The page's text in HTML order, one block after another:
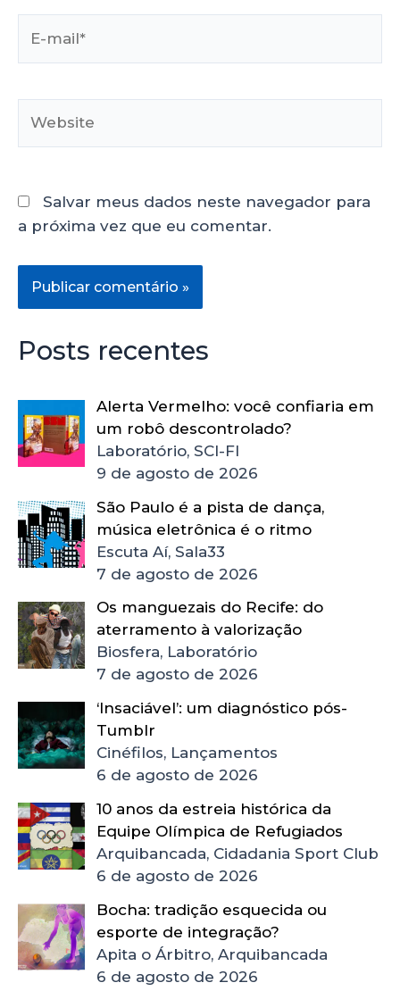
Salvar meus dados neste navegador para
a próxima vez que eu comentar.
Posts recentes
Alerta Vermelho: você confiaria em
um robô descontrolado?
Laboratório, SCI-FI
9 de agosto de 2026
São Paulo é a pista de dança,
música eletrônica é o ritmo
Escuta Aí, Sala33
7 de agosto de 2026
Os manguezais do Recife: do
aterramento à valorização
Biosfera, Laboratório
7 de agosto de 2026
‘Insaciável’: um diagnóstico pós-
Tumblr
Cinéfilos, Lançamentos
6 de agosto de 2026
10 anos da estreia histórica da
Equipe Olímpica de Refugiados
Arquibancada, Cidadania Sport Club
6 de agosto de 2026
Bocha: tradição esquecida ou
esporte de integração?
Apita o Árbitro, Arquibancada
6 de agosto de 2026